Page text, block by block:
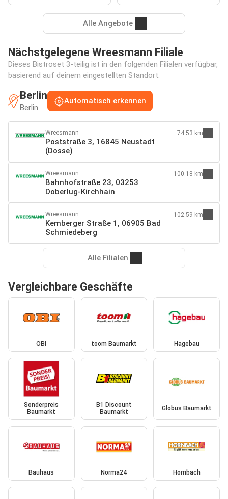
Alle Angebote
Nächstgelegene Wreesmann Filiale
Dieses Bistroset 3-teilig ist in den folgenden Filialen verfügbar,
basierend auf deinem eingestellten Standort:
Berlin
Berlin
Automatisch erkennen
Wreesmann
Poststraße 3, 16845 Neustadt
(Dosse)
74.53 km
Wreesmann
Bahnhofstraße 23, 03253
Doberlug-Kirchhain
100.18 km
Wreesmann
Kemberger Straße 1, 06905 Bad
Schmiedeberg
102.59 km
Alle Filialen
Vergleichbare Geschäfte
OBI toom Baumarkt Hagebau
Sonderpreis
Baumarkt
B1 Discount
Baumarkt
Globus Baumarkt
Bauhaus Norma24 Hornbach